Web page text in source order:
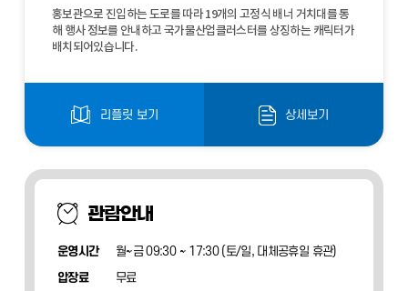
홍보관으로 진입하는 도로를 따라 19개의 고정식 배너 거치대를 통
해 행사 정보를 안내하고 국가물산업클러스터를 상징하는 캐릭터가
배치되어있습니다.
홍보관 안내 리플릿과 활동지를 배부하고 동선이 갈리는 주요지점 4
곳에 동선을 안내하는 고보라이트를 설치 되어있습니다.
물산업의 정의 , 세계 물산업의 흐름, 우리나라 물산업의 현황과 국
가물산업클러스터의 탄생 배경과 현재, 비전을 안내하고 있습니다.
취수원에서 우리집까지 스마트하게 관리되는 물공급체계를 소개하
고 물의 전반적인 순환 방법을 다양한 체험 활동을 통해 활동 할 수
있는 공간입니다.
물산업 관련 제품을 전시하고 QR코드로 해당 제품의 기업을 알아보
고 저수지의 물이 가정에서 사용할 수 있도록 하는 과정을 소개하는
공간입니다.
홍보전시관의 시작을 알리는 곳으로 물과 기술의 만나을 주제로 물
을 통해 미래로 발전해나가는 영상을 연출한 공간입니다.
흥미 적성 검사를 통해 나는 어떤 유형의 사람인지, 어떤 학과가 잘
맞을지, 어떤 직업이 잘 맞을지, 흥미를 느끼는 일은 무엇일지 알아
볼 수 있는 공간입니다.
하수처리를 거친 깨끗해진 물 속에 내가 색칠해서 바다로 보낸 물고
기를 터치하며 상호작용 하고 해양 오염물질을 제거하는 인터랙티
브 체험을 할 수 있는 공간입니다.
리플릿 보기 상세보기
관람안내
운영시간
월~금 09:30 ~ 17:30 (토/일, 대체공휴일 휴관)
압장료
무료